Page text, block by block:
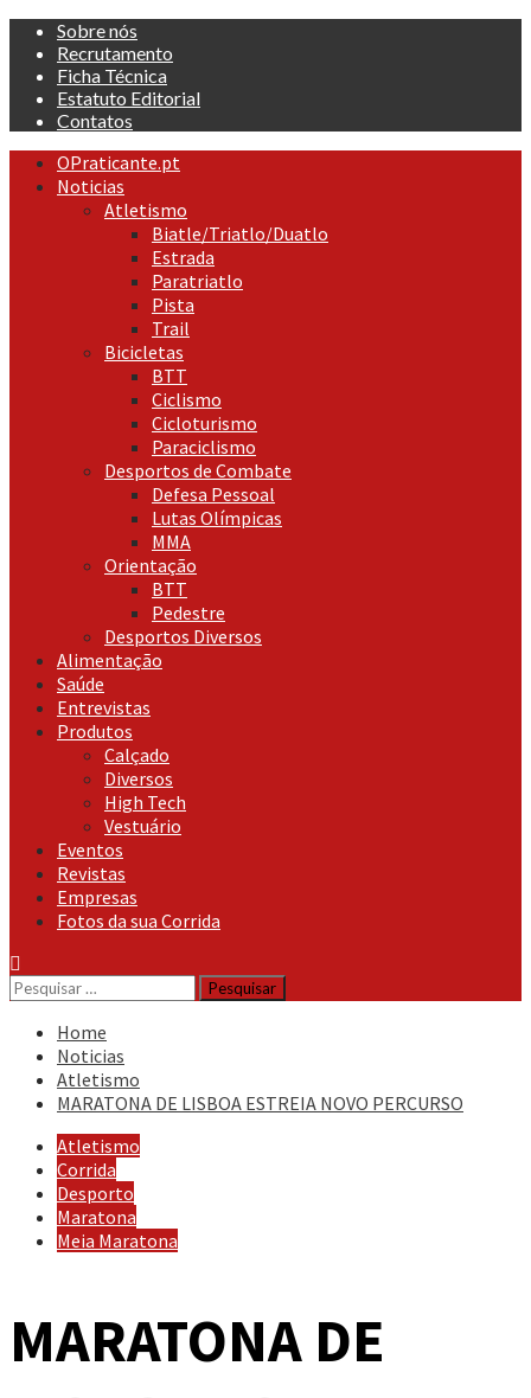
Skip
content
Sobre nós
Recrutamento
Ficha Técnica
Estatuto Editorial
Contatos
Primary
Menu
OPraticante.pt
Noticias
Atletismo
Biatle/Triatlo/Duatlo
Estrada
Paratriatlo
Pista
Trail
Bicicletas
BTT
Ciclismo
Cicloturismo
Paraciclismo
Desportos de Combate
Defesa Pessoal
Lutas Olímpicas
MMA
Orientação
BTT
Pedestre
Desportos Diversos
Alimentação
Saúde
Entrevistas
Produtos
Calçado
Diversos
High Tech
Vestuário
Eventos
Revistas
Empresas
Fotos da sua Corrida
Pesquisar
por:
Home
Noticias
Atletismo
MARATONA DE LISBOA ESTREIA NOVO PERCURSO
Atletismo
Corrida
Desporto
Maratona
Meia Maratona
MARATONA DE